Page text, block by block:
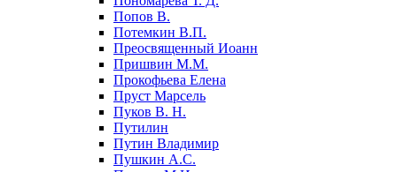
Попов В.
Потемкин В.П.
Преосвященный Иоанн
Пришвин М.М.
Прокофьева Елена
Пруст Марсель
Пуков В. Н.
Путилин
Путин Владимир
Пушкин А.С.